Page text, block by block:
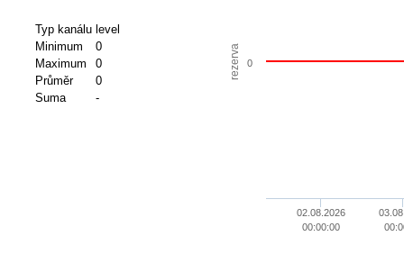
Typ kanálu level
Minimum
0
Maximum
0
Průměr
0
Suma
-
rezerva
02.08.2026
00:00:00
0